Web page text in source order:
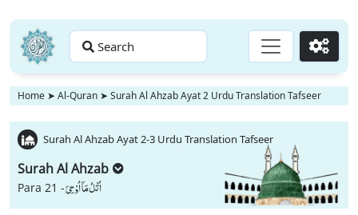
Search Go
Home ➤ Al-Quran ➤ Surah Al Ahzab Ayat 2 Urdu Translation Tafseer
Surah Al Ahzab Ayat 2-3 Urdu Translation Tafseer
Surah Al Ahzab
Para 21 -اُتْلُ مَاۤ اُوْحِیَ